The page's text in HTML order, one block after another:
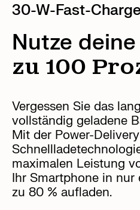
30-W-Fast-
Nutze
zu 100
Vergessen Sie das
vollständig geladene
Mit der Power-
maximalen Leistung
Ihr Smartphone in
zu 80 % aufladen.